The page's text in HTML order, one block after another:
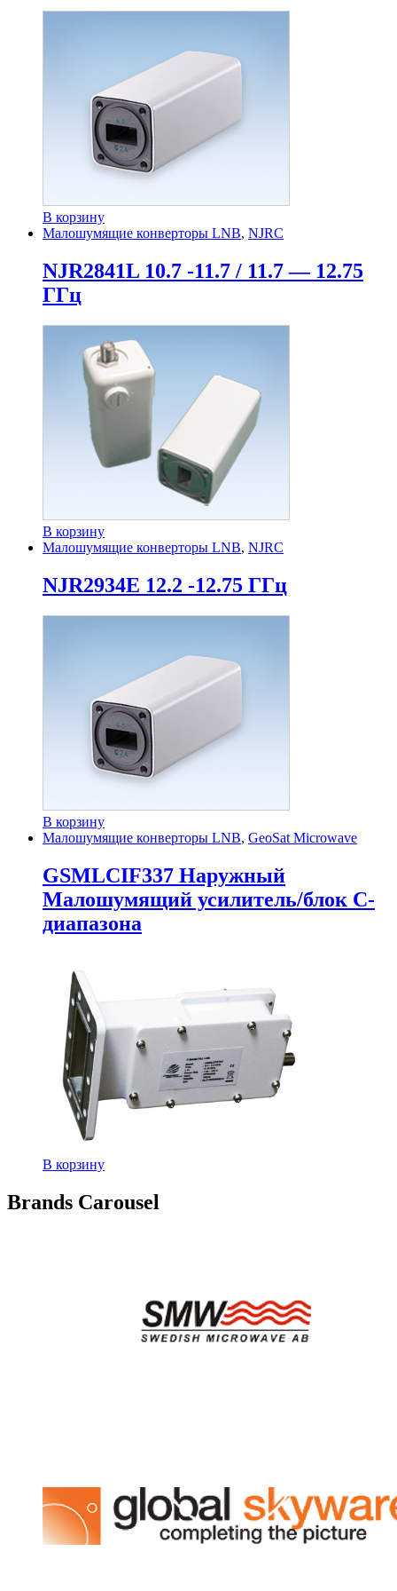
В корзину
Малошумящие конверторы LNB, NJRC
NJR2841L 10.7 -11.7 / 11.7 — 12.75
ГГц
В корзину
Малошумящие конверторы LNB, NJRC
NJR2934E 12.2 -12.75 ГГц
В корзину
Малошумящие конверторы LNB, GeoSat Microwave
GSMLCIF337 Наружный
Малошумящий усилитель/блок C-
диапазона
В корзину
Brands Carousel